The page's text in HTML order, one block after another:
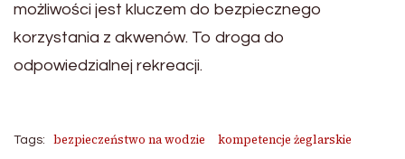
możliwości jest kluczem do bezpiecznego
korzystania z akwenów. To droga do
odpowiedzialnej rekreacji.
Tags: bezpieczeństwo na wodzie
kompetencje żeglarskie